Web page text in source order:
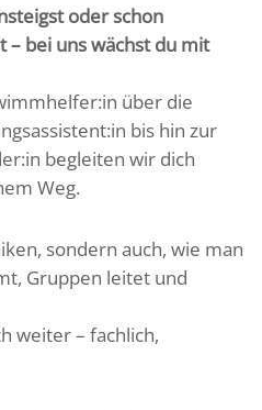
oder schon
– bei uns wächst du mit
über die
bis hin zur
begleiten wir dich
Weg.
sondern auch, wie man
Gruppen leitet und
weiter – fachlich,